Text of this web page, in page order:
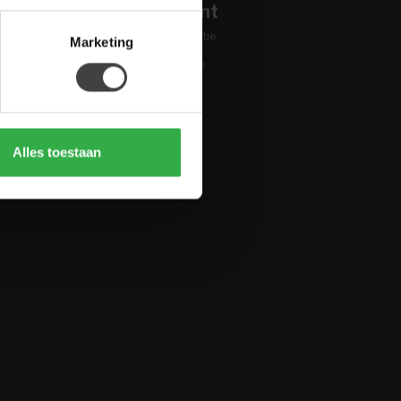
Marketing
Alles toestaan
Mijn account
Account informatie
Mijn bestellingen
Mijn tickets
Alle producten